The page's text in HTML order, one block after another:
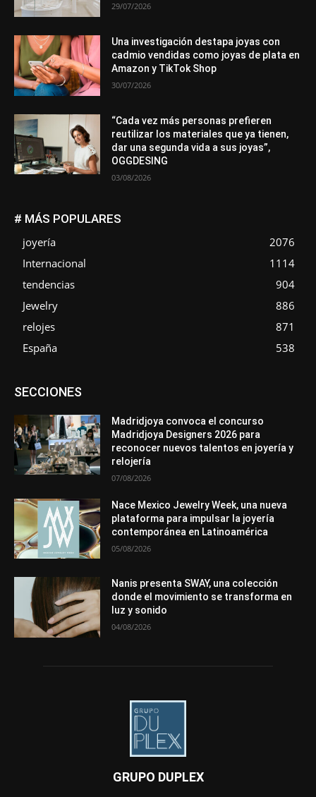
29/07/2026
Una investigación destapa joyas con
cadmio vendidas como joyas de plata en
Amazon y TikTok Shop
30/07/2026
“Cada vez más personas prefieren
reutilizar los materiales que ya tienen,
dar una segunda vida a sus joyas”,
OGGDESING
03/08/2026
# MÁS POPULARES
joyería
2076
Internacional
1114
tendencias
904
Jewelry
886
relojes
871
España
538
SECCIONESAsociaciones
Entrevistas
Mundo Técnico
Novedades Opiniones
Perspectiva
Premios
Secciones Sin categoría
Más
Madridjoya convoca el concurso
Madridjoya Designers 2026 para
reconocer nuevos talentos en joyería y
relojería
07/08/2026
Nace Mexico Jewelry Week, una nueva
plataforma para impulsar la joyería
contemporánea en Latinoamérica
05/08/2026
Nanis presenta SWAY, una colección
donde el movimiento se transforma en
luz y sonido
04/08/2026
GRUPO DUPLEX